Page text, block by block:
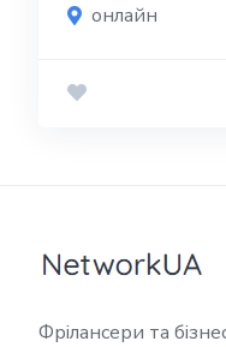
онлайн
Фрілансери та